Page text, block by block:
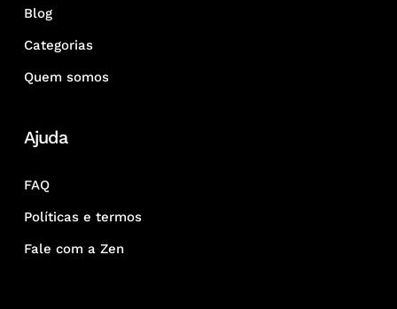
Blog
Categorias
Quem somos
Ajuda
FAQ
Políticas e termos
Fale com a Zen